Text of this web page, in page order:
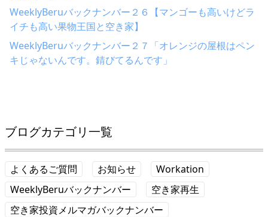
WeeklyBeruバックナンバー２６【マンゴーも高いけどラ
イチも高い果物王国と空き家】
WeeklyBeruバックナンバー２７「オレンジの屋根はペン
キじゃないんです。錆びてるんです」
ブログカテゴリ一覧
よくあるご質問 お知らせ
Workation
WeeklyBeruバックナンバー
空き家再生
空き家投資メルマガバックナンバー